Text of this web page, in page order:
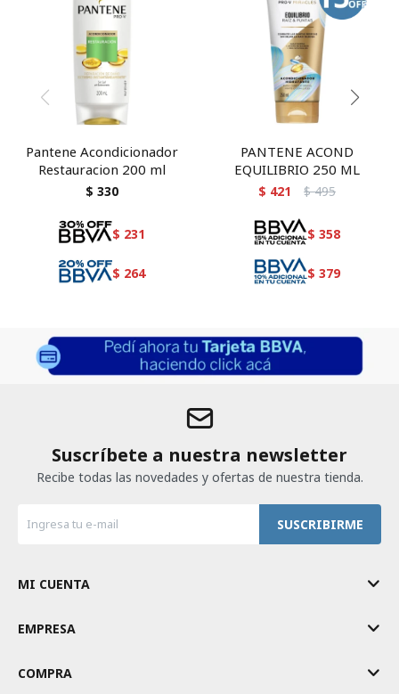
Pantene Acondicionador
Restauracion 200 ml
$ 330
$ 231
$ 264
PANTENE ACOND
EQUILIBRIO 250 ML
$ 421 $ 495
$ 358
$ 379
Suscríbete a nuestra newsletter
Recibe todas las novedades y ofertas de nuestra tienda.
SUSCRIBIRME
MI CUENTA
EMPRESA
COMPRA